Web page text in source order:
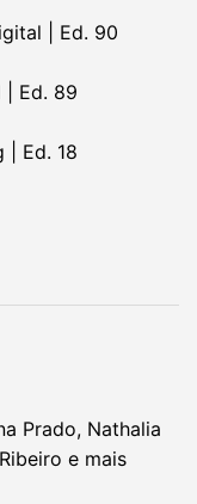
| Ed. 90
| Ed. 89
| Ed. 18
Prado, Nathalia
e mais